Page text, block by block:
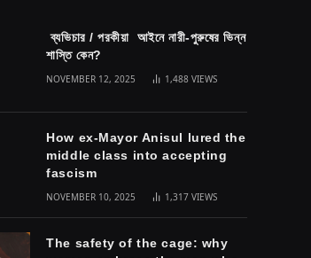
ব্যভিচার / পরকীয়া আইনে নারী-পুরুষের ভিন্ন
শাস্তি কেন?
NOVEMBER 12, 2025 1,488VIEWS
How ex-Mayor Anisul lured the
middle class into accepting
fascism
NOVEMBER 10, 2025 1,317VIEWS
The safety of the cage: why